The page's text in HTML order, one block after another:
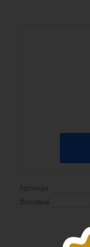
Артикул
Фасовка